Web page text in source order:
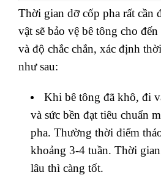
Thời gian dỡ cốp pha rất cần
vật sẽ bảo vệ bê tông cho
và độ chắc chắn, xác định
như sau:
Khi bê tông đã khô, đi
và sức bền đạt tiêu chuẩn
pha. Thường thời điểm
khoảng 3-4 tuần. Thời
lâu thì càng tốt.